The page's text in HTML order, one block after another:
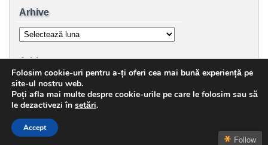
Arhive
Arhive
Arhive
Arhive
Copyright © 2026 George Sauciuc | Powered by ↑Top
Follow
Folosim cookie-uri pentru a-ți oferi cea mai bună experiență pe
site-ul nostru web.
Poți afla mai multe despre cookie-urile pe care le folosim sau să
le dezactivezi în setări.
Accept